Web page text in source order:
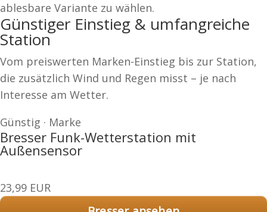
ablesbare Variante zu wählen.
Günstiger Einstieg & umfangreiche
Station
Vom preiswerten Marken-Einstieg bis zur Station,
die zusätzlich Wind und Regen misst – je nach
Interesse am Wetter.
Günstig · Marke
Bresser Funk-Wetterstation mit
Außensensor
23,99 EUR